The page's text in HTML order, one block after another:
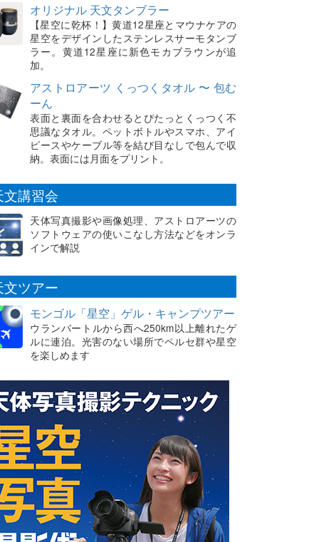
オリジナル 天文タンブラー
【星空に乾杯！】黄道12星座とマウナケアの
星空をデザインしたステンレスサーモタンブ
ラー。黄道12星座に新色モカブラウンが追
加。
アストロアーツ くっつくタオル 〜 包む
ーん
表面と裏面を合わせるとぴたっとくっつく不
思議なタオル。ペットボトルやスマホ、アイ
ピースやケーブル等を結び目なしで包んで収
納。表面には月面をプリント。
文講習会
天体写真撮影や画像処理、アストロアーツの
ソフトウェアの使いこなし方法などをオンラ
インで解説
文ツアー
モンゴル「星空」ゲル・キャンプツアー
ウランバートルから西へ250km以上離れたゲ
ルに連泊。光害のない場所でペルセ群や星空
を楽しめます